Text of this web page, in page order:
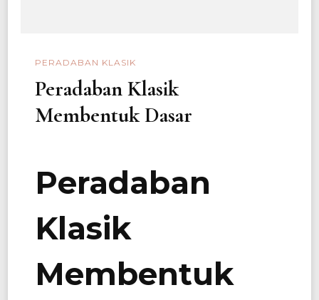
PERADABAN KLASIK
Peradaban Klasik
Membentuk Dasar
Peradaban
Klasik
Membentuk